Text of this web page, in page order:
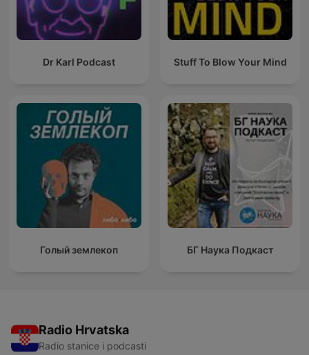
Dr Karl Podcast Stuff To Blow Your Mind
Голый землекоп БГ Наука Подкаст
Radio Hrvatska
Radio stanice i podcasti